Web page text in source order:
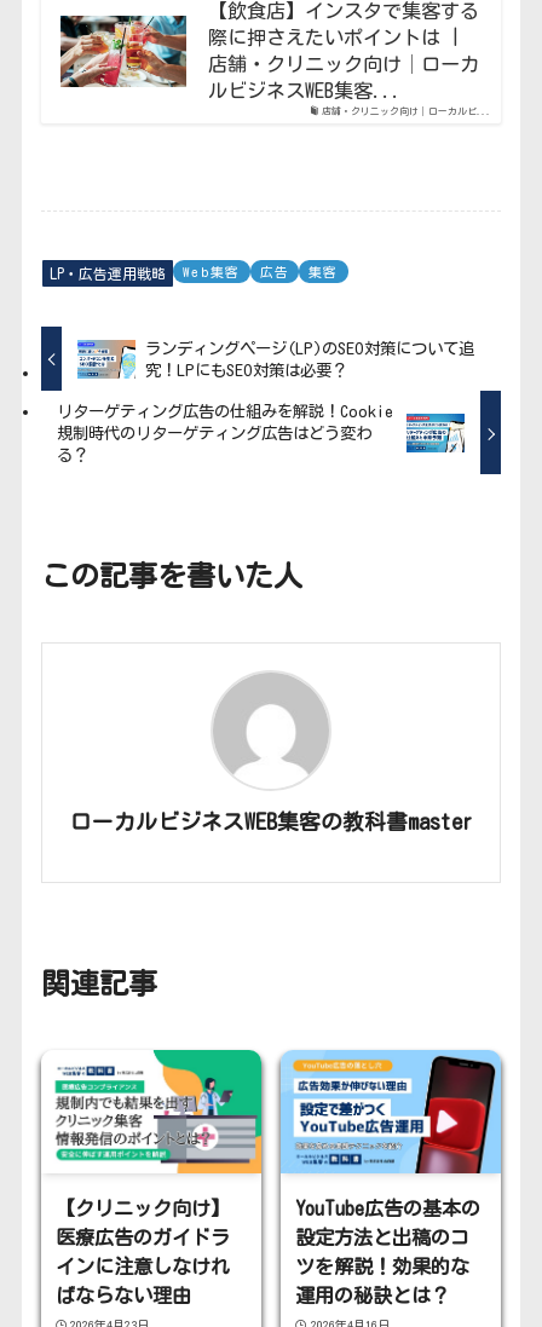
店舗・クリニック向け│ローカルビ...
【飲食店】インスタで集客する
際に押さえたいポイントは |
店舗・クリニック向け│ローカ
ルビジネスWEB集客...
LP・広告運用戦略 Web集客 広告 集客
ランディングページ(LP)のSEO対策について追
究！LPにもSEO対策は必要？
リターゲティング広告の仕組みを解説！Cookie
規制時代のリターゲティング広告はどう変わ
る？
この記事を書いた人
ローカルビジネスWEB集客の教科書master
関連記事
【クリニック向け】
医療広告のガイドラ
インに注意しなけれ
ばならない理由
YouTube広告の基本の
設定方法と出稿のコ
ツを解説！効果的な
運用の秘訣とは？